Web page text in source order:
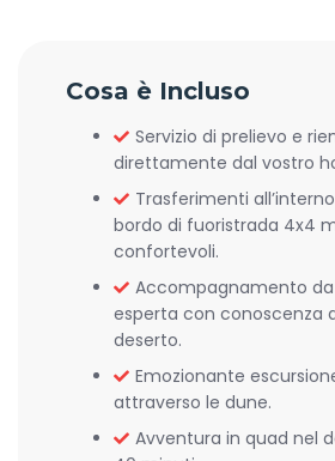
Cosa è Incluso
Servizio di prelievo e
direttamente dal vostro
Trasferimenti
bordo di fuoristrada 4x4
confortevoli.
Accompagnamento
esperta con conoscenza
deserto.
Emozionante
attraverso le dune.
Avventura in quad nel